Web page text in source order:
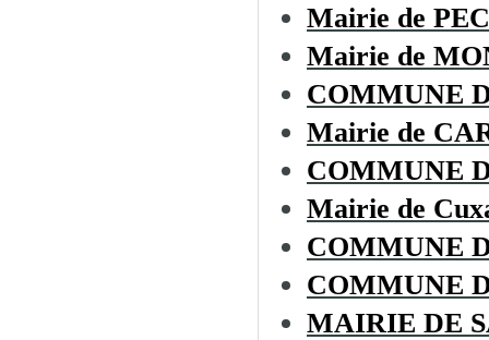
Mairie de
Mairie de
COMMUNE
Mairie de
COMMUNE
Mairie de
COMMUNE
COMMUNE
MAIRIE DE